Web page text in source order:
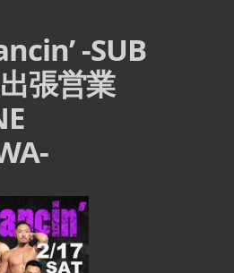
-SUB
張営業